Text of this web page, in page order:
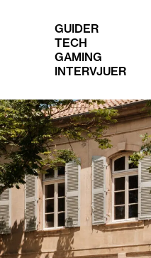
GUIDER
TECH
GAMING
INTERVJUER